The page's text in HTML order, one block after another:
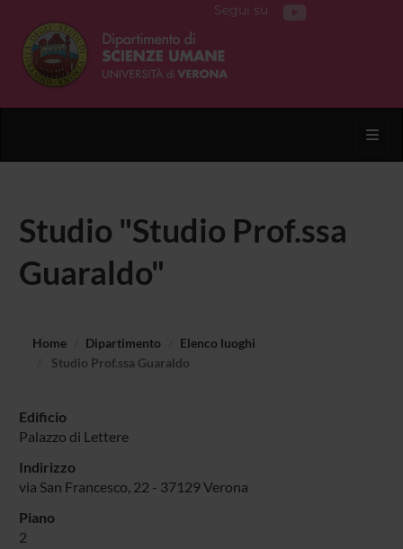
Segui su
Studio "Studio Prof.ssa
Guaraldo"
Home Dipartimento
Elenco luoghi
Studio Prof.ssa Guaraldo
Edificio
Palazzo di Lettere
Indirizzo
via San Francesco, 22 - 37129 Verona
Piano
2